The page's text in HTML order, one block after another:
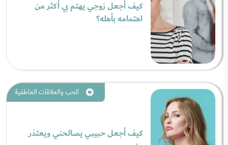
كيف أجعل زوجي يهتم بي أكثر من
اهتمامه بأهله؟
الحب والعلاقات العاطفية
كيف أجعل حبيبي يصالحني ويعتذر